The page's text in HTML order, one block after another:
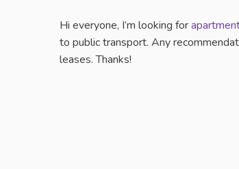
Hi everyone, I’m looking for
to public transport. Any
leases. Thanks!